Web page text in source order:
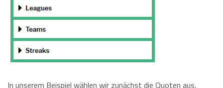
In unserem Beispiel wählen wir zunächst die Quoten aus,